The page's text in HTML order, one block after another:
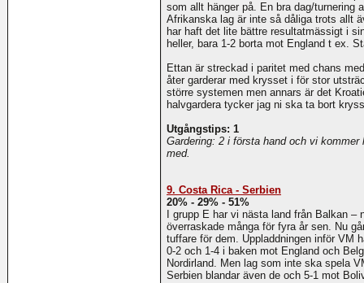
som allt hänger på. En bra dag/turnering
Afrikanska lag är inte så dåliga trots allt
har haft det lite bättre resultatmässigt i
heller, bara 1-2 borta mot England t ex.
Ettan är streckad i paritet med chans
åter garderar med krysset i för stor
större systemen men annars är det
halvgardera tycker jag ni ska ta bort
Utgångstips: 1
Gardering: 2 i första hand och vi
med.
9. Costa Rica - Serbien
20% - 29% - 51%
I grupp E har vi nästa land från Balkan
överraskade många för fyra år sen. Nu
tuffare för dem. Uppladdningen inför VM
0-2 och 1-4 i baken mot England och
Nordirland. Men lag som inte ska spela
Serbien blandar även de och 5-1 mot